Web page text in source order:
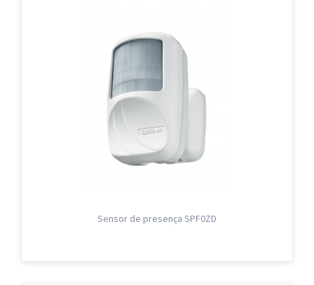
Sensor de presença SPF0ZD